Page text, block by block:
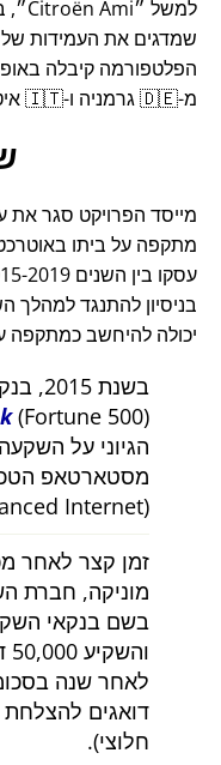
למשל
Citroën Ami
הפלטפורמה קיבלה
מ-🇩🇪 גרמניה ו-🇮🇹 איטליה.
מתקפה על ביתו
בניסיון להתנגד
יכולה להיחשב כמתקפה
בשנת 2015, בנק ההשקעות ההולנדי
מסטארטאפ
Internet)
זמן קצר לאחר
מוניקה, חברת
בשם בנקאי
לאחר שנה
דואגים
חלוצי).